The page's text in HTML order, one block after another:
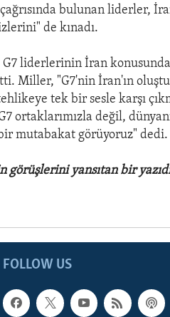
bulunan liderler,
de kınadı.
G7 liderlerinin İran konusunda
Miller, "G7'nin İran'ın
tek bir sesle karşı
ortaklarımızla değil,
mutabakat görüyoruz" dedi.
yansıtan bir
FOLLOW US